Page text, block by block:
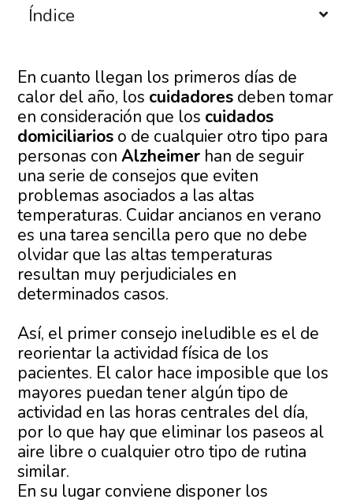
Índice
En cuanto llegan los primeros días de
calor del año, los cuidadores deben tomar
en consideración que los cuidados
domiciliarios o de cualquier otro tipo para
personas conAlzheimer han de seguir
una serie de consejos que eviten
problemas asociados a las altas
temperaturas. Cuidar ancianos en verano
es una tarea sencilla pero que no debe
olvidar que las altas temperaturas
resultan muy perjudiciales en
determinados casos.
Así, el primer consejo ineludible es el de
reorientar la actividad física de los
pacientes. El calor hace imposible que los
mayores puedan tener algún tipo de
actividad en las horas centrales del día,
por lo que hay que eliminar los paseos al
aire libre o cualquier otro tipo de rutina
similar.
En su lugar conviene disponer los